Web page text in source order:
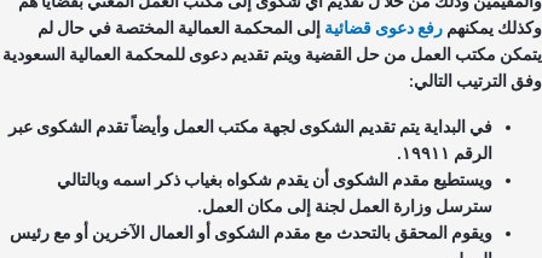
يمكنهمرفع دعوى قضائيةإلى المحكمة العمالية المختصة في حال لم
مكتب العمل من حل القضية ويتم تقديم دعوى للمحكمة العمالية السعودية
الترتيب التالي:
في البداية يتم تقديم الشكوى لجهة مكتب العمل وأيضاً تقدم الشكوى عبر
الرقم ١٩٩١١.
ويستطيع مقدم الشكوى أن يقدم شكواه بغياب ذكر اسمه وبالتالي
سترسل وزارة العمل لجنة إلى مكان العمل.
ويقوم المحقق بالتحدث مع مقدم الشكوى أو العمال الآخرين أو مع رئيس